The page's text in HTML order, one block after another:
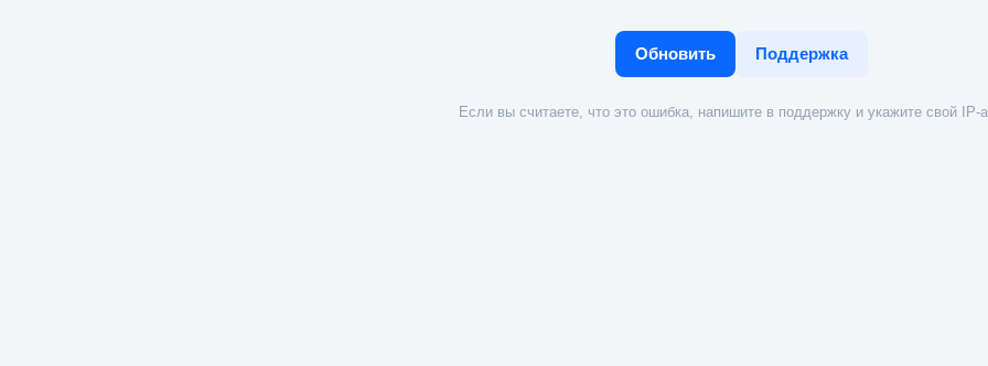
Обновить Поддержка
Если вы считаете, что это ошибка, напишите в поддержку и укажите свой IP-